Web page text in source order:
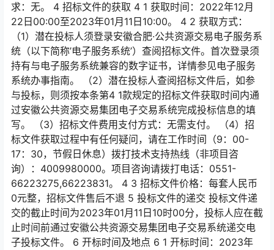
求：无。 4 招标文件的获取 4 1 获取时间：2022年12月
22日00:00至2023年01月11日10:00。 4 2 获取方式：
（1）潜在投标人须登录安徽合肥·公共资源交易电子服务系
统（以下简称’电子服务系统’）查阅招标文件。首次登录须
持有与电子服务系统兼容的数字证书，详情参见电子服务
系统办事指南。 （2）潜在投标人查阅招标文件后，如参
与投标，则须按本条第4 1款规定的招标文件获取时间内通
过安徽公共资源交易集团电子交易系统完成投标信息的填
写。 （3）招标文件费用支付方式：无需支付。 （4）招
标文件获取过程中有任何疑问，请在工作时间（9：00-
17：30，节假日休息）拨打技术支持热线（非项目咨
询）：4009980000。项目咨询请拨打电话：0551-
66223275,66223831。 4 3 招标文件价格：每套人民币
0元整，招标文件售后不退 5 投标文件的递交 投标文件递
交的截止时间为2023年01月11日10时00分，投标人应在截
止时间前通过安徽公共资源交易集团电子交易系统递交电
子投标文件。 6 开标时间及地点 6 1 开标时间：2023年